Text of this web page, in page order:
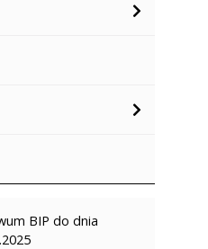
BIP do dnia